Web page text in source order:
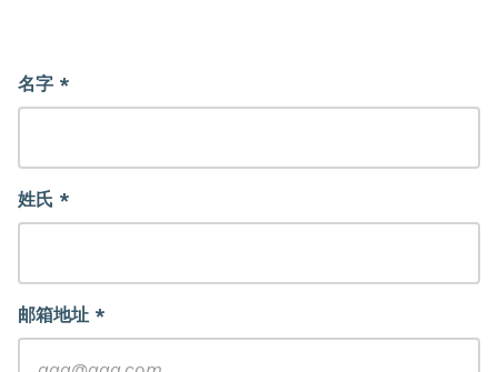
名字 *
姓氏 *
邮箱地址 *